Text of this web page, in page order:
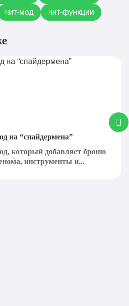
чит-мод чит-функции
на “спайдермена”
который добавляет броню
инструменты и...